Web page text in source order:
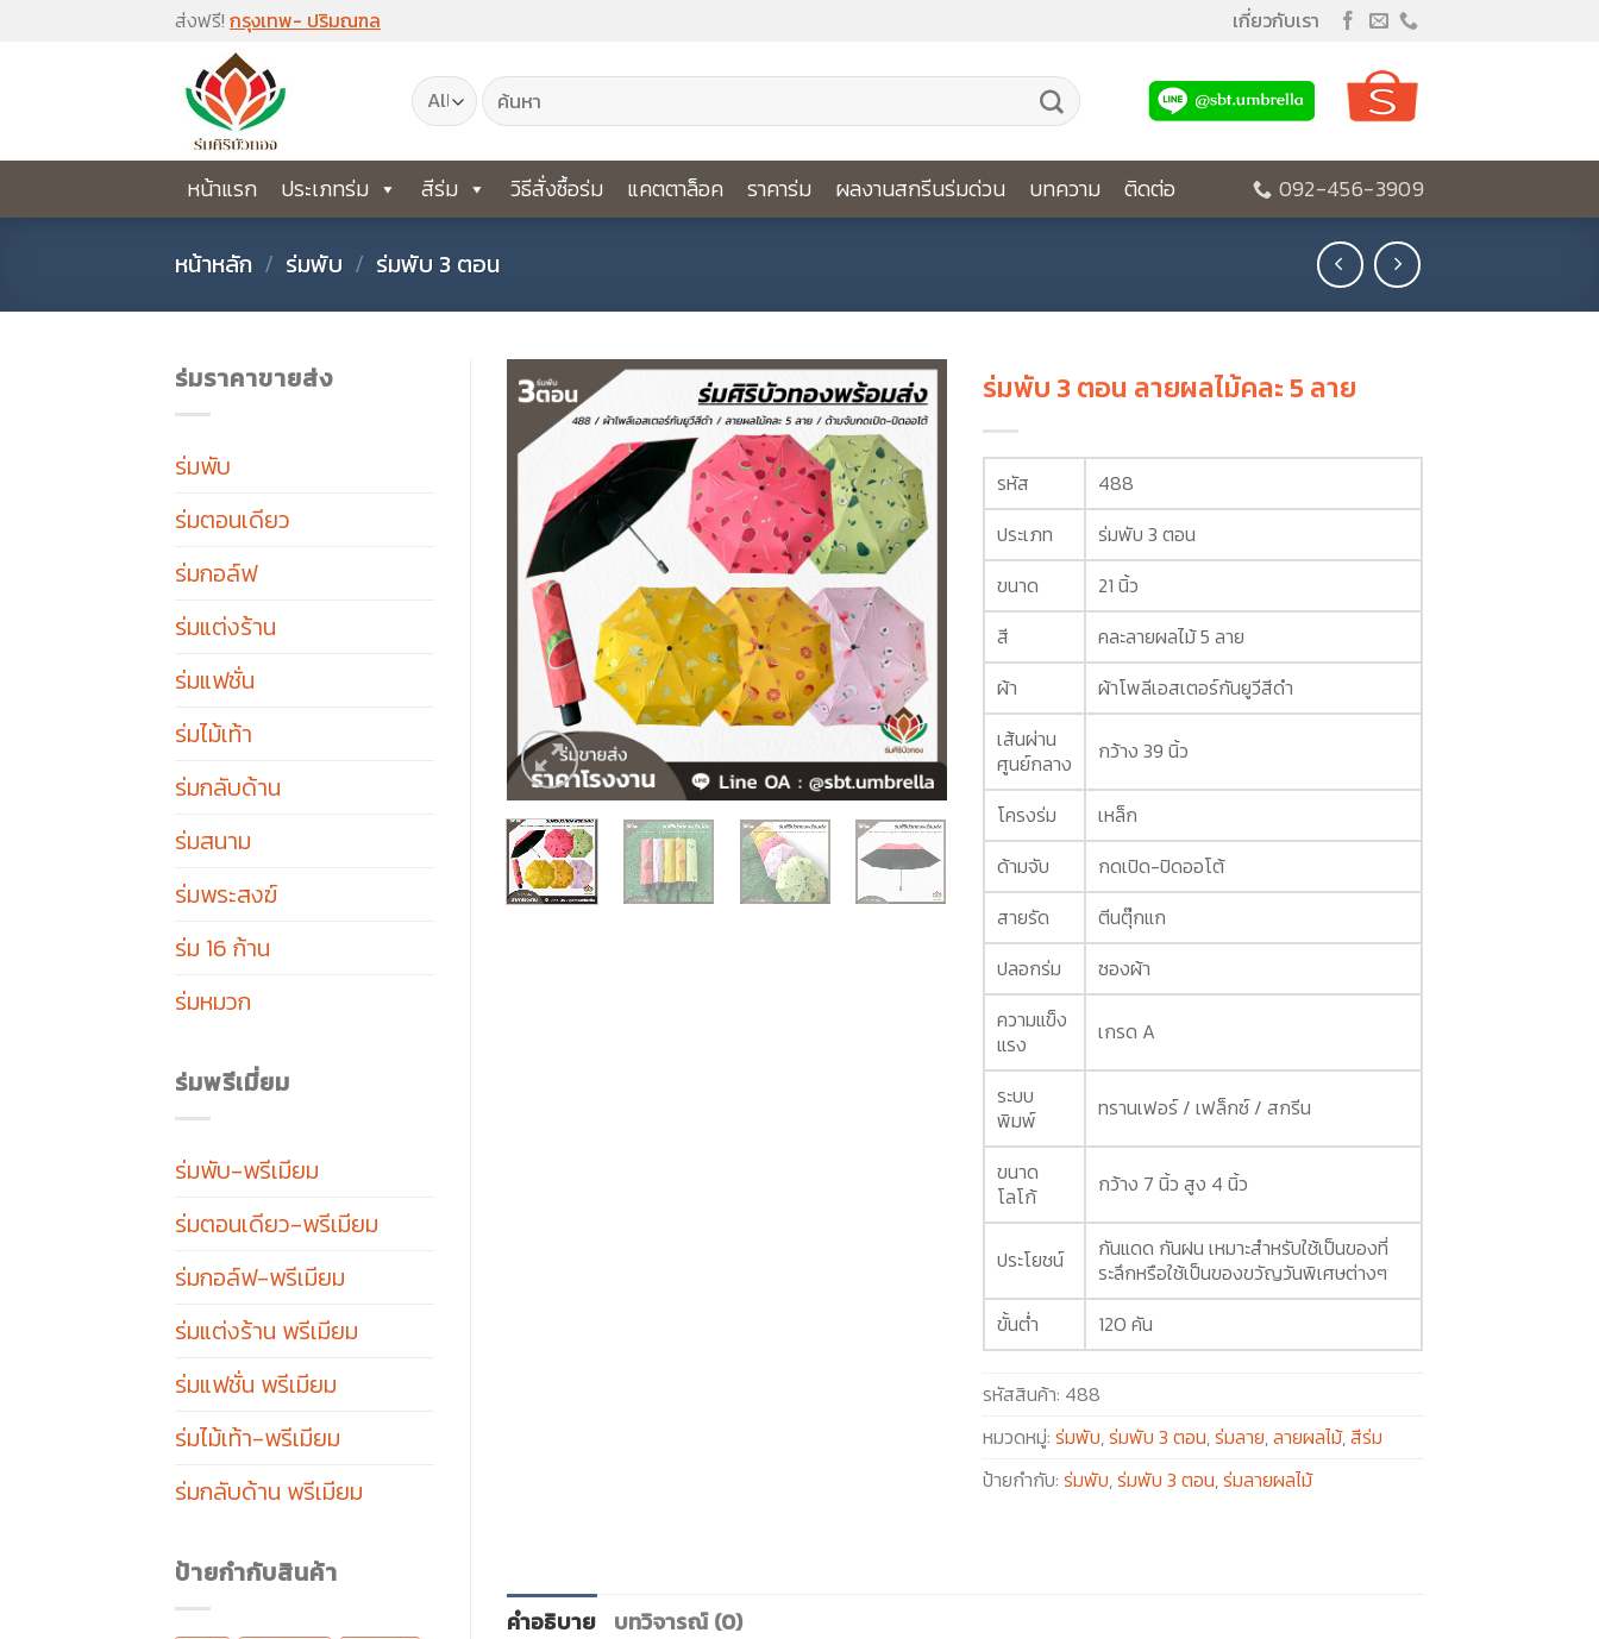
ส่งฟรี! กรุงเทพ- ปริมณฑล เกี่ยวกับเรา
ค้นหา:
หน้าแรก ประเภทร่ม สีร่ม วิธีสั่งซื้อร่ม แคตตาล็อค ราคาร่ม ผลงานสกรีนร่มด่วน บทความ ติดต่อ 092-456-3909
หน้าหลัก / ร่มพับ / ร่มพับ 3 ตอน
ร่มราคาขายส่ง
ร่มพับ
ร่มตอนเดียว
ร่มกอล์ฟ
ร่มแต่งร้าน
ร่มแฟชั่น
ร่มไม้เท้า
ร่มกลับด้าน
ร่มสนาม
ร่มพระสงฆ์
ร่ม 16 ก้าน
ร่มหมวก
ร่มพรีเมี่ยม
ร่มพับ-พรีเมียม
ร่มตอนเดียว-พรีเมียม
ร่มกอล์ฟ-พรีเมียม
ร่มแต่งร้าน พรีเมียม
ร่มแฟชั่น พรีเมียม
ร่มไม้เท้า-พรีเมียม
ร่มกลับด้าน พรีเมียม
ป้ายกำกับสินค้า
ร่มพับ 3 ตอน ลายผลไม้คละ 5 ลาย
รหัส
488
ประเภท
ร่มพับ 3 ตอน
ขนาด
21 นิ้ว
สี
คละลายผลไม้ 5 ลาย
ผ้า
ผ้าโพลีเอสเตอร์กันยูวีสีดำ
เส้นผ่าน
ศูนย์กลาง
กว้าง 39 นิ้ว
โครงร่ม
เหล็ก
ด้ามจับ
กดเปิด-ปิดออโต้
สายรัด
ตีนตุ๊กแก
ปลอกร่ม
ซองผ้า
ความแข็ง
แรง
เกรด A
ระบบ
พิมพ์
ทรานเฟอร์ / เฟล็กซ์ / สกรีน
ขนาด
โลโก้
กว้าง 7 นิ้ว สูง 4 นิ้ว
ประโยชน์
กันแดด กันฝน เหมาะสำหรับใช้เป็นของที่
ระลึกหรือใช้เป็นของขวัญวันพิเศษต่างๆ
ขั้นต่ำ
120 คัน
รหัสสินค้า: 488
หมวดหมู่:ร่มพับ,ร่มพับ 3 ตอน,ร่มลาย,ลายผลไม้,สีร่ม
ป้ายกำกับ:ร่มพับ,ร่มพับ 3 ตอน,ร่มลายผลไม้
คำอธิบาย บทวิจารณ์ (0)